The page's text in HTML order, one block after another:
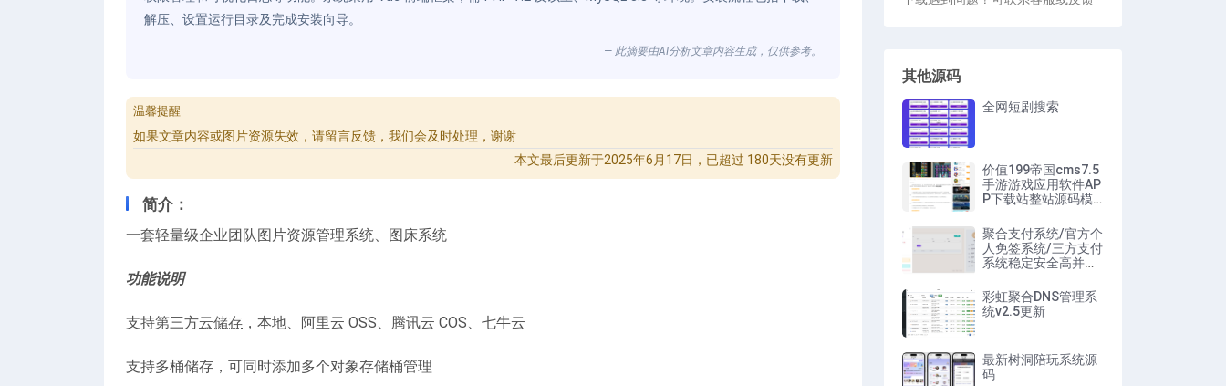
解压、设置运行目录及完成安装向导。
— 此摘要由AI分析文章内容生成，仅供参考。
温馨提醒
如果文章内容或图片资源失效，请留言反馈，我们会及时处理，谢谢
本文最后更新于2025年6月17日，已超过 180天没有更新
简介：
一套轻量级企业团队图片资源管理系统、图床系统
功能说明
支持第三方云储存 ，本地、阿里云 OSS、腾讯云 COS、七牛云
支持多桶储存，可同时添加多个对象存储桶管理
其他源码
全网短剧搜索
价值199帝国cms7.5
手游游戏应用软件AP
P下载站整站源码模
聚合支付系统/官方个
人免签系统/三方支付
系统稳定安全高并发
彩虹聚合DNS管理系
统v2.5更新
最新树洞陪玩系统源
码